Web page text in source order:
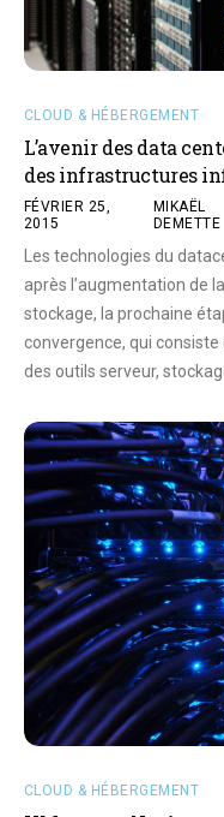
CLOUD & HÉBERGEMENT
L’avenir des data
des infrastructures
FÉVRIER 25,
2015
MIKAËL
DEMETTE
Les technologies du
après l’augmentation de
stockage, la prochaine
convergence, qui consiste
des outils serveur,
CLOUD & HÉBERGEMENT